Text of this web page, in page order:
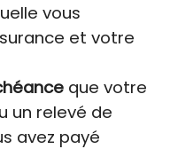
vous
et votre
que votre
un relevé de
avez payé